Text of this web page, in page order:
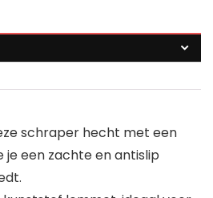
schraper hecht met een
je een zachte en antislip